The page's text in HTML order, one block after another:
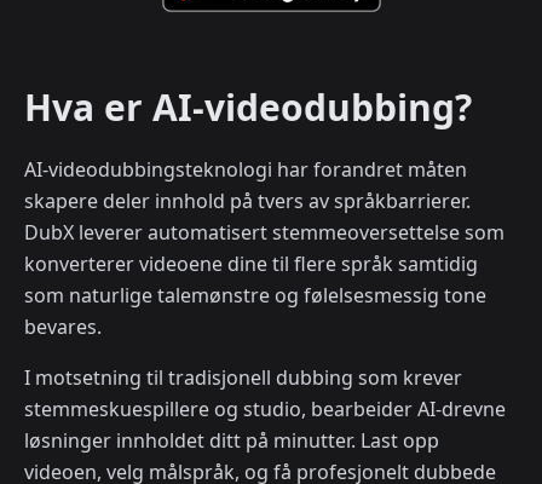
Hva er AI-videodubbing?
AI-videodubbingsteknologi har forandret måten
skapere deler innhold på tvers av språkbarrierer.
DubX leverer automatisert stemmeoversettelse som
konverterer videoene dine til flere språk samtidig
som naturlige talemønstre og følelsesmessig tone
bevares.
I motsetning til tradisjonell dubbing som krever
stemmeskuespillere og studio, bearbeider AI-drevne
løsninger innholdet ditt på minutter. Last opp
videoen, velg målspråk, og få profesjonelt dubbede